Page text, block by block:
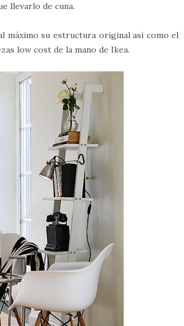
llevarlo de cuna.
máximo su estructura original así como el
low cost de la mano de Ikea.